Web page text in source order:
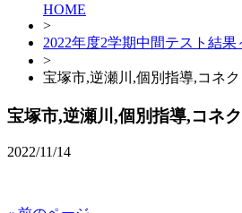
HOME
>
2022年度2学期中間テスト結果
>
宝塚市,逆瀬川,個別指導,コネク
宝塚市,逆瀬川,個別指導,コネ
2022/11/14